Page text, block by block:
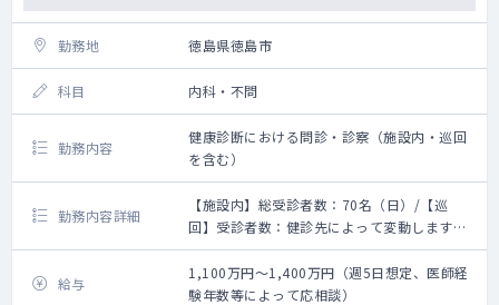
勤務地 徳島県徳島市
科目 内科・不問
勤務内容
健康診断における問診・診察（施設内・巡回
を含む）
勤務内容詳細
【施設内】総受診者数：70名（日）/【巡
回】受診者数：健診先によって変動します
【施設健診】
施設内の健康診断・人間ドックの診察をお願
いします。
給与
1,100万円～1,400万円（週5日想定、医師経
験年数等によって応相談）